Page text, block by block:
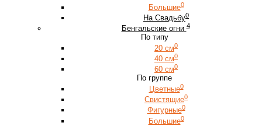
Большие0
На Свадьбу0
Бенгальские огни 4
По типу
20 см0
40 см0
60 см0
По группе
Цветные0
Свистящие0
Фигурные0
Большие0